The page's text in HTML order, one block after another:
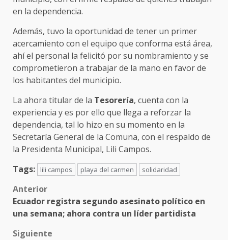
en la dependencia.
Además, tuvo la oportunidad de tener un primer
acercamiento con el equipo que conforma está área,
ahí el personal la felicitó por su nombramiento y se
comprometieron a trabajar de la mano en favor de
los habitantes del municipio.
La ahora titular de la Tesorería, cuenta con la
experiencia y es por ello que llega a reforzar la
dependencia, tal lo hizo en su momento en la
Secretaría General de la Comuna, con el respaldo de
la Presidenta Municipal, Lili Campos.
Tags:
lili campos playa del carmen solidaridad
Post
navigation
Anterior
Ecuador registra segundo asesinato político en
una semana; ahora contra un líder partidista
Siguiente